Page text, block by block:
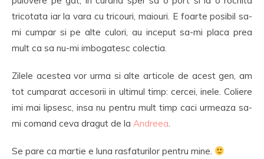
tricotata iar la vara cu tricouri, maiouri. E foarte posibil sa-
mi cumpar si pe alte culori, au inceput sa-mi placa prea
mult ca sa nu-mi imbogatesc colectia.
Zilele acestea vor urma si alte articole de acest gen, am
tot cumparat accesorii in ultimul timp: cercei, inele. Coliere
imi mai lipsesc, insa nu pentru mult timp caci urmeaza sa-
mi comand ceva dragut de la Andreea.
Se pare ca martie e luna rasfaturilor pentru mine.